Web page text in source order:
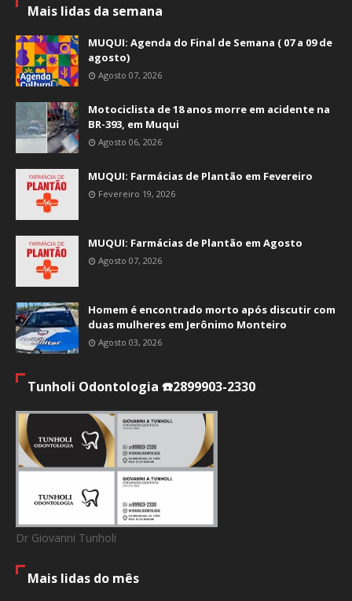
Mais lidas da semana
MUQUI: Agenda do Final de Semana ( 07 a 09 de
agosto)
Agosto 07, 2026
Motociclista de 18 anos morre em acidente na
BR-393, em Muqui
Agosto 06, 2026
MUQUI: Farmácias de Plantão em Fevereiro
Fevereiro 19, 2026
MUQUI: Farmácias de Plantão em Agosto
Agosto 07, 2026
Homem é encontrado morto após discutir com
duas mulheres em Jerônimo Monteiro
Agosto 03, 2026
Tunholi Odontologia ☎️2899903-2330
Dr Giovanni Tunholi
Mais lidas do mês